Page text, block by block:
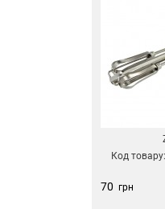
Код товару:
70 грн